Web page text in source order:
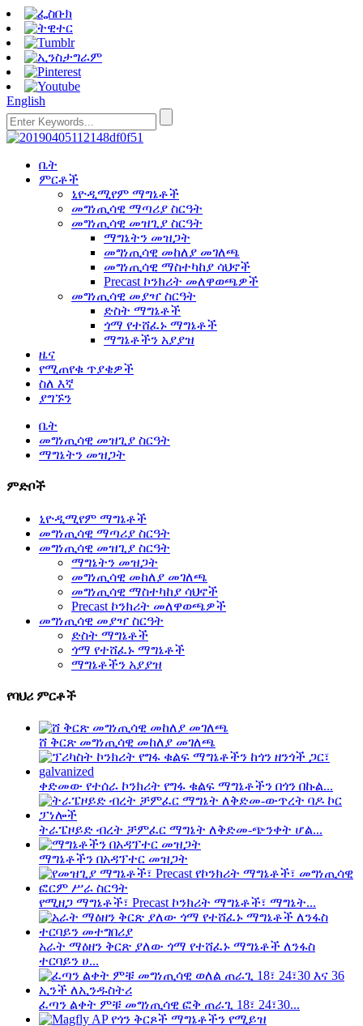
English
ቤት
ምርቶች
ኒዮዲሚየም ማግኔቶች
መግነጢሳዊ ማጣሪያ ስርዓት
መግነጢሳዊ መዝጊያ ስርዓት
ማግኔትን መዝጋት
መግነጢሳዊ መከለያ መገለጫ
መግነጢሳዊ ማስተካከያ ሳህኖች
Precast ኮንክሪት መለዋወጫዎች
መግነጢሳዊ መያዣ ስርዓት
ድስት ማግኔቶች
ጎማ የተሸፈኑ ማግኔቶች
ማግኔቶችን አያያዝ
ዜና
የሚጠየቁ ጥያቄዎች
ስለ እኛ
ያግኙን
ቤት
መግነጢሳዊ መዝጊያ ስርዓት
ማግኔትን መዝጋት
ምድቦች
ኒዮዲሚየም ማግኔቶች
መግነጢሳዊ ማጣሪያ ስርዓት
መግነጢሳዊ መዝጊያ ስርዓት
ማግኔትን መዝጋት
መግነጢሳዊ መከለያ መገለጫ
መግነጢሳዊ ማስተካከያ ሳህኖች
Precast ኮንክሪት መለዋወጫዎች
መግነጢሳዊ መያዣ ስርዓት
ድስት ማግኔቶች
ጎማ የተሸፈኑ ማግኔቶች
ማግኔቶችን አያያዝ
የባህሪ ምርቶች
ሸ ቅርጽ መግነጢሳዊ መከለያ መገለጫ
ቀድመው የተሰራ ኮንክሪት የግፋ ቁልፍ ማግኔቶችን በጎን በኩል...
ትራፔዞይድ ብረት ቻምፈር ማግኔት ለቅድመ-ጭንቀት ሆል...
ማግኔቶችን በአዳፕተር መዝጋት
የሚዘጋ ማግኔቶች፣ Precast ኮንክሪት ማግኔቶች፣ ማግኔት...
አራት ማዕዘን ቅርጽ ያለው ጎማ የተሸፈኑ ማግኔቶች ለንፋስ
ተርባይን ሀ...
ፈጣን ልቀት ምቹ መግነጢሳዊ ፎቅ ጠራጊ 18፣ 24፣30...